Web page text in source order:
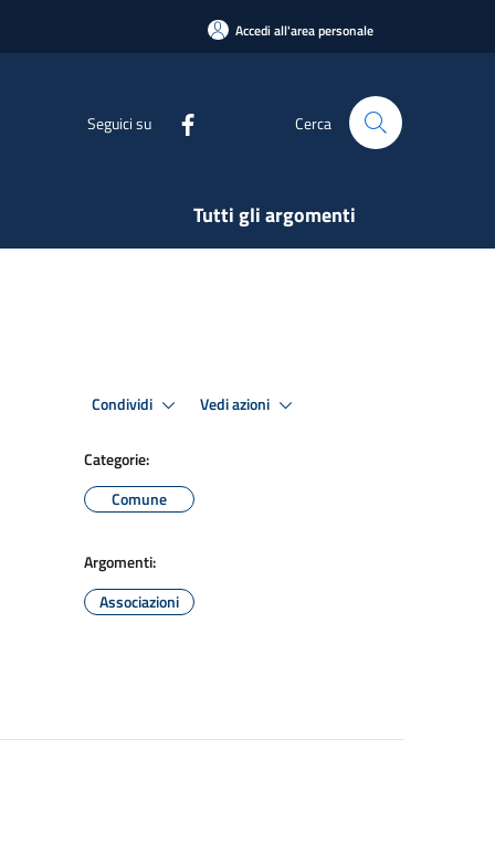
Accedi all'area personale
Seguici su Cerca
Tutti gli argomenti
Condividi Vedi azioni
Categorie:
Comune
Argomenti:
Associazioni